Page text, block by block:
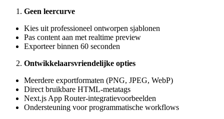
Geen leercurve
Kies uit professioneel ontworpen sjablonen
Pas content aan met realtime preview
Exporteer binnen 60 seconden
Ontwikkelaarsvriendelijke opties
Meerdere exportformaten (PNG, JPEG, WebP)
Direct bruikbare HTML-metatags
Next.js App Router-integratievoorbeelden
Ondersteuning voor programmatische workflows